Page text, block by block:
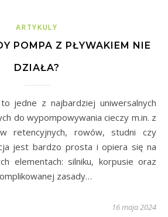
ARTYKULY
POMPA Z PŁYWAKIEM NIE
DZIAŁA?
do wypompowywania cieczy m.in. z
retencyjnych, rowów, studni czy
jest bardzo prosta i opiera się na
elementach: silniku, korpusie oraz
zasady…
16 maja 2024